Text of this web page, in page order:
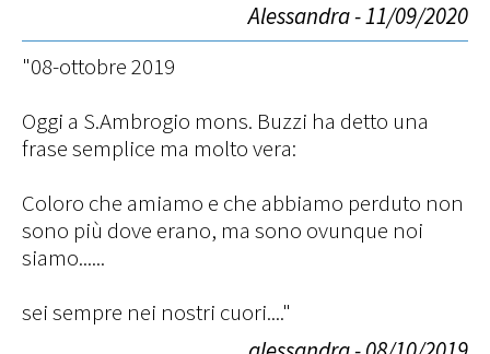
Alessandra - 11/09/2020
"08-ottobre 2019
Oggi a S.Ambrogio mons. Buzzi ha detto una
frase semplice ma molto vera:
Coloro che amiamo e che abbiamo perduto non
sono più dove erano, ma sono ovunque noi
siamo......
sei sempre nei nostri cuori...."